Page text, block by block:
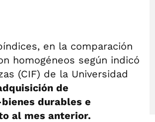
en la comparación
homogéneos según indicó
(CIF) de la Universidad
de
durables e
al mes anterior.